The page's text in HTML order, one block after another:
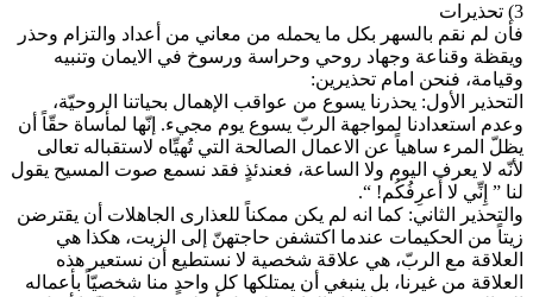
3) تحذيرات
فأن لم نقم بالسهر بكل ما يحمله من معاني من أعداد والتزام وحذر
ويقظة وقناعة وجهاد روحي وحراسة ورسوخ في الايمان وتنبيه
وقيامة، فنحن امام تحذيرين:
التحذير الأول: يحذرنا يسوع من عواقب الإهمال بحياتنا الروحيّة،
وعدم استعدادنا لمواجهة الربّ يسوع يوم مجيء. إنّها لمأساة حقّاً أن
يظلّ المرء ساهياً عن الاعمال الصالحة التي تُهيِّاه لاستقباله تعالى
لأنّه لا يعرف اليوم ولا الساعة، فعندئذٍ فقد نسمع صوت المسيح يقول
لنا ” إِنِّي لا أَعرِفُكُم! “.
والتحذير الثاني: كما انه لم يكن ممكناً للعذارى الجاهلات أن يقترضن
زيتاً من الحكيمات عندما اكتشفن حاجتهنّ إلى الزيت، هكذا هي
العلاقة مع الربّ، هي علاقة شخصية لا نستطيع أن نستعير هذه
العلاقة من غيرنا، بل ينبغي أن يمتلكها كل واحدٍ منا شخصيّاً بأعماله